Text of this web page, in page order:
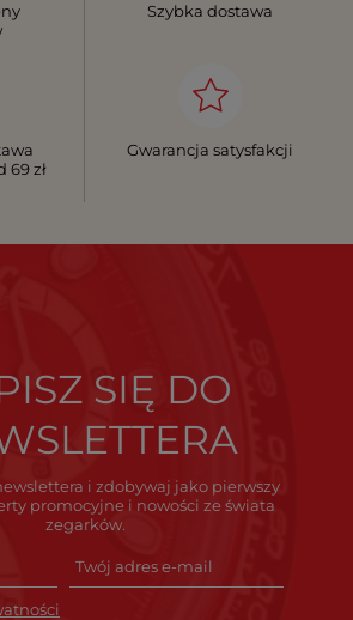
Szybka dostawa
69 zł
Gwarancja satysfakcji
SIĘ DO
i zdobywaj jako pierwszy
promocyjne i nowości ze świata
zegarków.